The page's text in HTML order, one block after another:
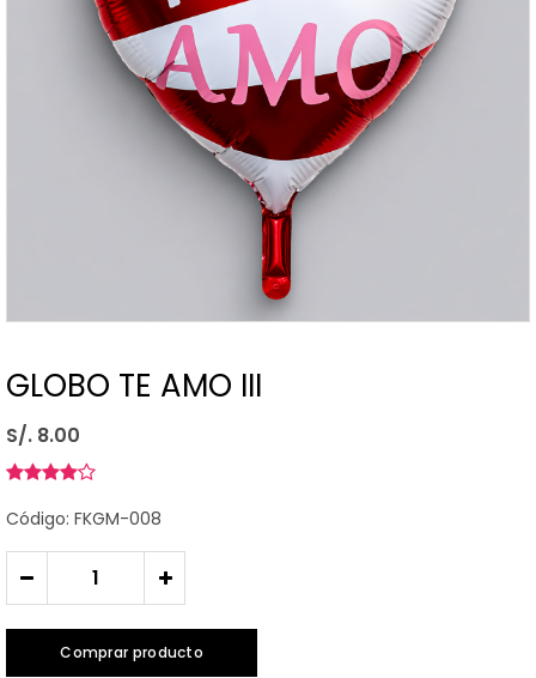
GLOBO TE AMO III
S/. 8.00
Código: FKGM-008
- +
Comprar producto